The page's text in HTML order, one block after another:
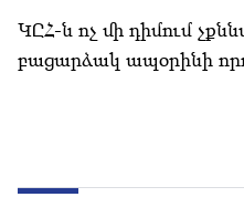
ԿԸՀ-ն ոչ մի դիմում
բացարձակ ապօրինի